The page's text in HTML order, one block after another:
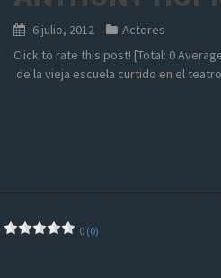
6 julio, 2012
Actores
Click to rate this post! [Total: 0
de la vieja escuela curtido en el
0 (0)